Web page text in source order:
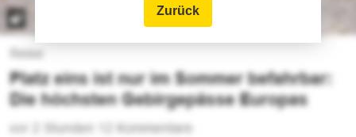
Zurück